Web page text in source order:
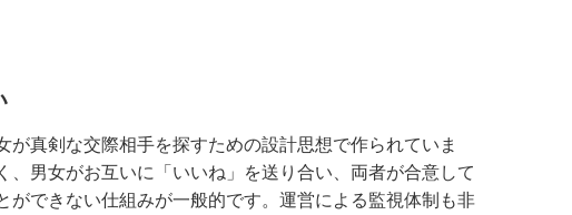
真剣な交際相手を探すための設計思想で作られていま
男女がお互いに「いいね」を送り合い、両者が合意して
できない仕組みが一般的です。運営による監視体制も非